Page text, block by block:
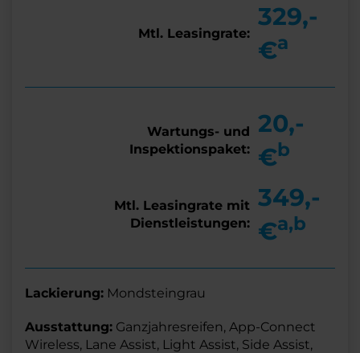
Mtl. Leasingrate:
329,-
€a
Wartungs- und
Inspektionspaket:
20,-
€b
Mtl. Leasingrate mit
Dienstleistungen:
349,-
€a,b
Lackierung: Mondsteingrau
Ausstattung: Ganzjahresreifen, App-Connect
Wireless, Lane Assist, Light Assist, Side Assist,